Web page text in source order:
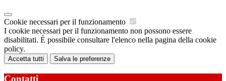
Cookie necessari per il funzionamento
I cookie necessari per il funzionamento non possono essere
disabilitati. È possibile consultare l'elenco nella pagina della cookie
policy.
Accetta tutti Salva le preferenze
Contatti